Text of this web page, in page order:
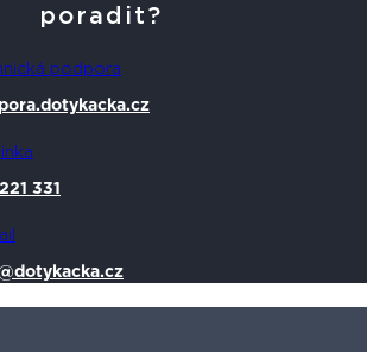
poradit?
podpora
331